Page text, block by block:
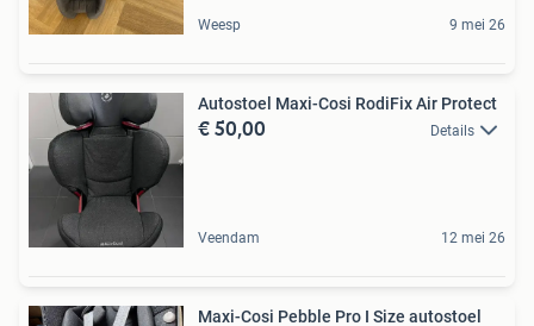
Weesp 9 mei 26
Autostoel Maxi-Cosi RodiFix Air Protect
€ 50,00 Details
Veendam 12 mei 26
Maxi-Cosi Pebble Pro I Size autostoel